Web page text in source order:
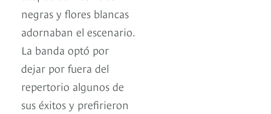
negras y flores blancas
adornaban el escenario.
La banda optó por
dejar por fuera del
repertorio algunos de
sus éxitos y prefirieron